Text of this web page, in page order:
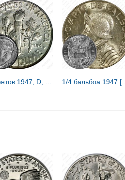
1/4 бальбоа 1947 [Панама]